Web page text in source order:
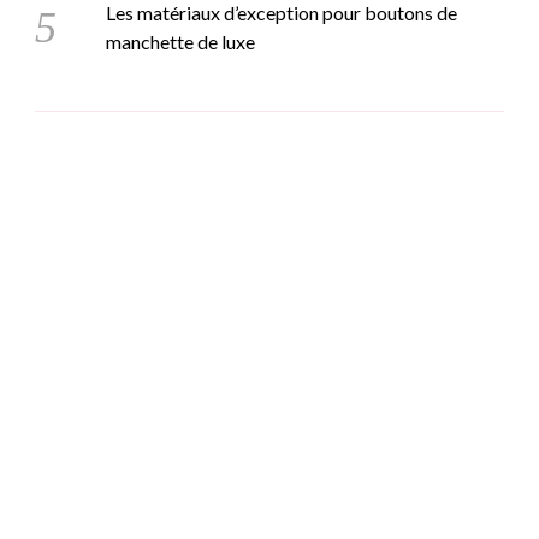
Les matériaux d’exception pour boutons de
manchette de luxe